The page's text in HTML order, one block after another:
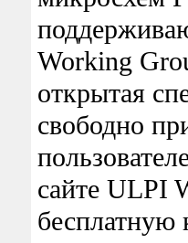
Working
открытая
свободно
сайте ULPI
бесплатную